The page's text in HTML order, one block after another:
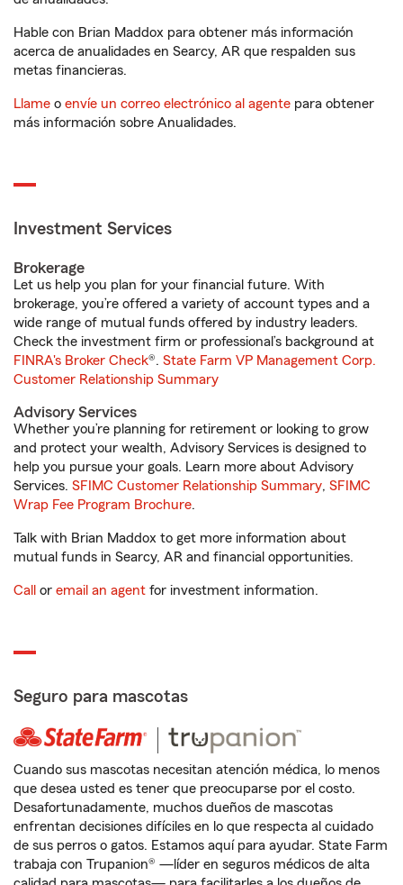
Hable con Brian Maddox para obtener más información
acerca de anualidades en Searcy, AR que respalden sus
metas financieras.
Llame o envíe un correo electrónico al agente para obtener
más información sobre Anualidades.
Investment Services
Brokerage
Let us help you plan for your financial future. With
brokerage, you’re offered a variety of account types and a
wide range of mutual funds offered by industry leaders.
Check the investment firm or professional’s background at
FINRA's Broker Check®. State Farm VP Management Corp.
Customer Relationship Summary
Advisory Services
Whether you’re planning for retirement or looking to grow
and protect your wealth, Advisory Services is designed to
help you pursue your goals. Learn more about Advisory
Services. SFIMC Customer Relationship Summary, SFIMC
Wrap Fee Program Brochure.
Talk with Brian Maddox to get more information about
mutual funds in Searcy, AR and financial opportunities.
Call or email an agent for investment information.
Seguro para mascotas
Cuando sus mascotas necesitan atención médica, lo menos
que desea usted es tener que preocuparse por el costo.
Desafortunadamente, muchos dueños de mascotas
enfrentan decisiones difíciles en lo que respecta al cuidado
de sus perros o gatos. Estamos aquí para ayudar. State Farm
trabaja con Trupanion® —líder en seguros médicos de alta